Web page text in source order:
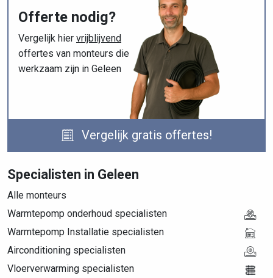
Offerte nodig?
Vergelijk hier vrijblijvend
offertes van monteurs die
werkzaam zijn in Geleen
Vergelijk gratis offertes!
Specialisten in Geleen
Alle monteurs
Warmtepomp onderhoud specialisten
Warmtepomp Installatie specialisten
Airconditioning specialisten
Vloerverwarming specialisten